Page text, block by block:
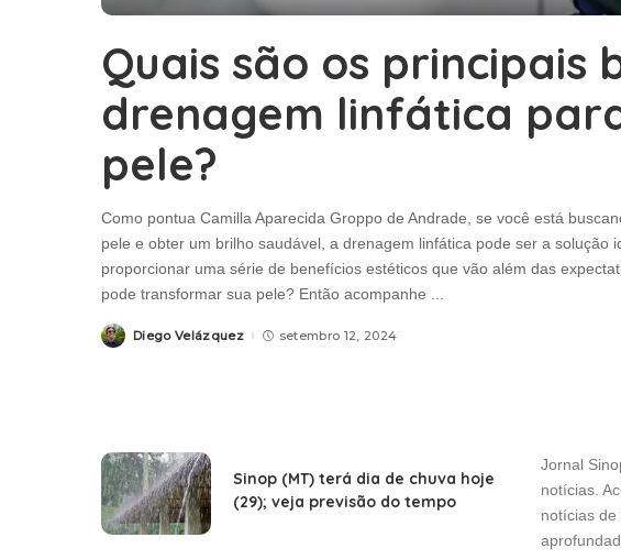
Quais são os principais
drenagem linfática
pele?
Como pontua Camilla Aparecida Groppo de Andrade, se você está
pele e obter um brilho saudável, a drenagem linfática pode ser a solução
proporcionar uma série de benefícios estéticos que vão além das
pode transformar sua pele? Então acompanhe ...
Posted
by
Diego Velázquez setembro 12, 2024
Sinop (MT) terá dia de chuva hoje
(29); veja previsão do tempo
Jornal
notícias.
notícias de